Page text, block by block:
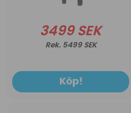
3499 SEK
5499 SEK
Köp!